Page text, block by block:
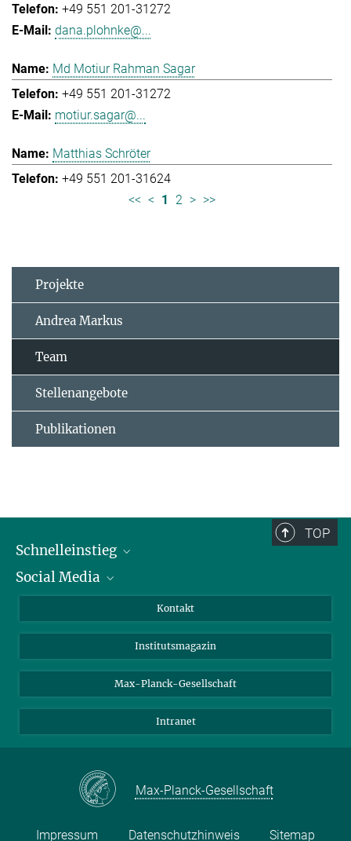
+49 551 201-31272
dana.plohnke@...
Md Motiur Rahman Sagar
+49 551 201-31272
motiur.sagar@...
Matthias Schröter
+49 551 201-31624
<< < 1 2 > >>
Projekte
Andrea Markus
Team
Stellenangebote
Publikationen
TOP
Schnelleinstieg
Alumni
Fördernde
Schulen
Studierende
Social Media
Bluesky
Facebook
YouTube
Kontakt
Institutsmagazin
Max-Planck-Gesellschaft
Intranet
Max-Planck-Gesellschaft
Impressum Datenschutzhinweis Sitemap